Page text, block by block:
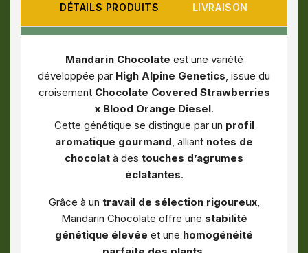
DÉTAILS PRODUITS LIVRAISON
Mandarin Chocolate est une variété
développée par High Alpine Genetics, issue du
croisement Chocolate Covered Strawberries
x Blood Orange Diesel.
Cette génétique se distingue par un profil
aromatique gourmand, alliant notes de
chocolat à des touches d’agrumes
éclatantes.
Grâce à un travail de sélection rigoureux,
Mandarin Chocolate offre une stabilité
génétique élevée et une homogénéité